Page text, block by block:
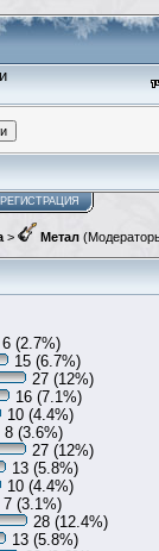
РЕГИСТРАЦИЯ
> Метал
6 (2.7%)
15 (6.7%)
27 (12%)
16 (7.1%)
10 (4.4%)
8 (3.6%)
27 (12%)
13 (5.8%)
10 (4.4%)
7 (3.1%)
28 (12.4%)
13 (5.8%)